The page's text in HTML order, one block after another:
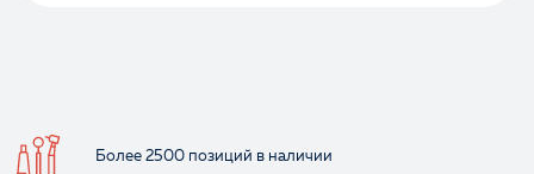
Более 2500 позиций в наличии